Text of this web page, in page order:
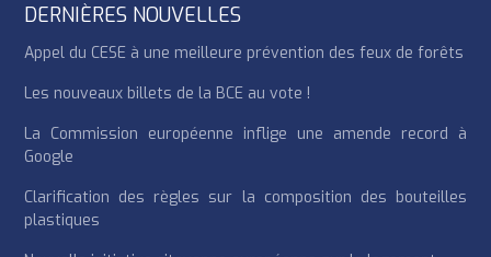
DERNIÈRES NOUVELLES
Appel du CESE à une meilleure prévention des feux de forêts
Les nouveaux billets de la BCE au vote !
La Commission européenne inflige une amende record à
Google
Clarification des règles sur la composition des bouteilles
plastiques